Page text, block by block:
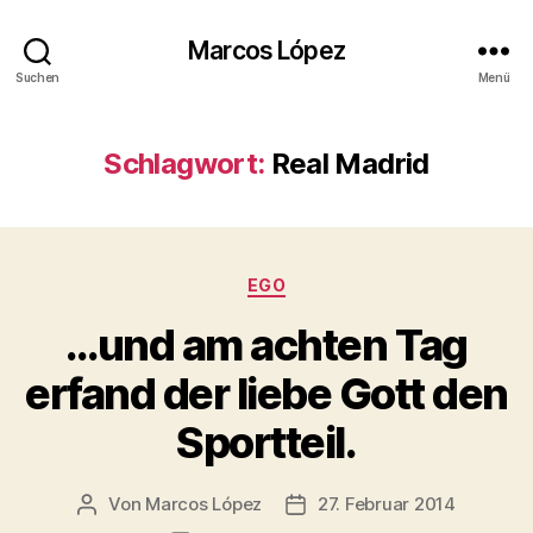
Suchen
Marcos López
Menü
Schlagwort: Real Madrid
Kategorien
EGO
…und am achten Tag
erfand der liebe Gott den
Sportteil.
Beitragsautor
Von Marcos López Veröffentlichungsdatum
27. Februar 2014